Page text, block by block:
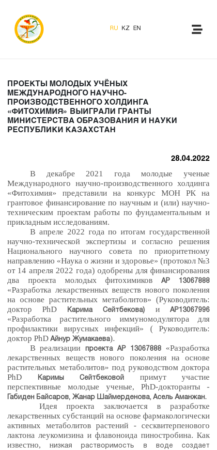
RU KZ EN
ПРОЕКТЫ МОЛОДЫХ УЧЁНЫХ
МЕЖДУНАРОДНОГО НАУЧНО-
ПРОИЗВОДСТВЕННОГО ХОЛДИНГА
«ФИТОХИМИЯ» ВЫИГРАЛИ ГРАНТЫ
МИНИСТЕРСТВА ОБРАЗОВАНИЯ И НАУКИ
РЕСПУБЛИКИ КАЗАХСТАН
28.04.2022
В декабре 2021 года молодые ученые
Международного научно-производственного холдинга
«Фитохимия» представили на конкурс МОН РК на
грантовое финансирование по научным и (или) научно-
техническим проектам работы по фундаментальным и
прикладным исследованиям.
В апреле 2022 года по итогам государственной
научно-технической экспертизы и согласно решения
Национального научного совета по приоритетному
направлению «Наука о жизни и здоровье» (протокол №3
от 14 апреля 2022 года) одобрены для финансирования
два проекта молодых фитохимиковАР 13067888
«Разработка лекарственных веществ нового поколения
на основе растительных метаболитов» (Руководитель:
доктор PhD
Карима Сейтбекова) иАР13067996
«Разработка растительного иммуномодулятора для
профилактики вирусных инфекций» ( Руководитель:
доктор PhD Айнур Жумакаева).
В реализации
проекта АР 13067888«Разработка
лекарственных веществ нового поколения на основе
растительных метаболитов» под руководством доктора
PhD
Каримы Сейтбековой
примут участие
перспективные молодые ученые, PhD-докторанты -
Габиден Байсаров, Жанар Шаймерденова, Асель Аманжан.
Идея проекта заключается в разработке
лекарственных субстанций на основе фармакологически
активных метаболитов растений - сесквитерпенового
лактона леукомизина и флавоноида пиностробина. Как
известно, низкая растворимость в воде создает